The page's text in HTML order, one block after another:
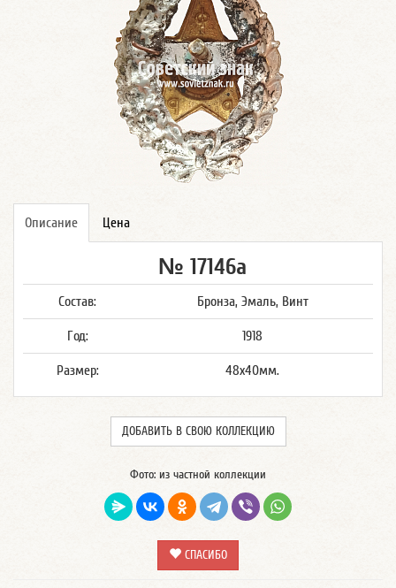
Описание Цена
№ 17146а
Состав: Бронза, Эмаль, Винт
Год: 1918
Размер: 48x40мм.
ДОБАВИТЬ В СВОЮ КОЛЛЕКЦИЮ
Фото: из частной коллекции
СПАСИБО